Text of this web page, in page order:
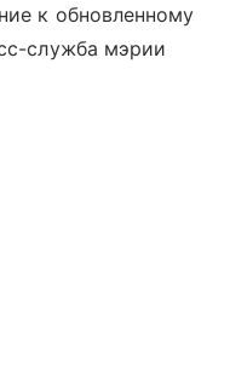
к обновленному
служба мэрии